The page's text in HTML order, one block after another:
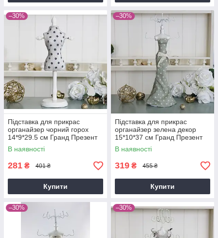
–30%
Підставка для прикрас
органайзер чорний горох
14*9*29.5 см Гранд Презент
GM09-J9019SC
В наявності
281 ₴ 401 ₴
Купити
–30%
Підставка для прикрас
органайзер зелена декор
15*10*37 см Гранд Презент
GM09-J9020B
В наявності
319 ₴ 455 ₴
Купити
–30% –30%